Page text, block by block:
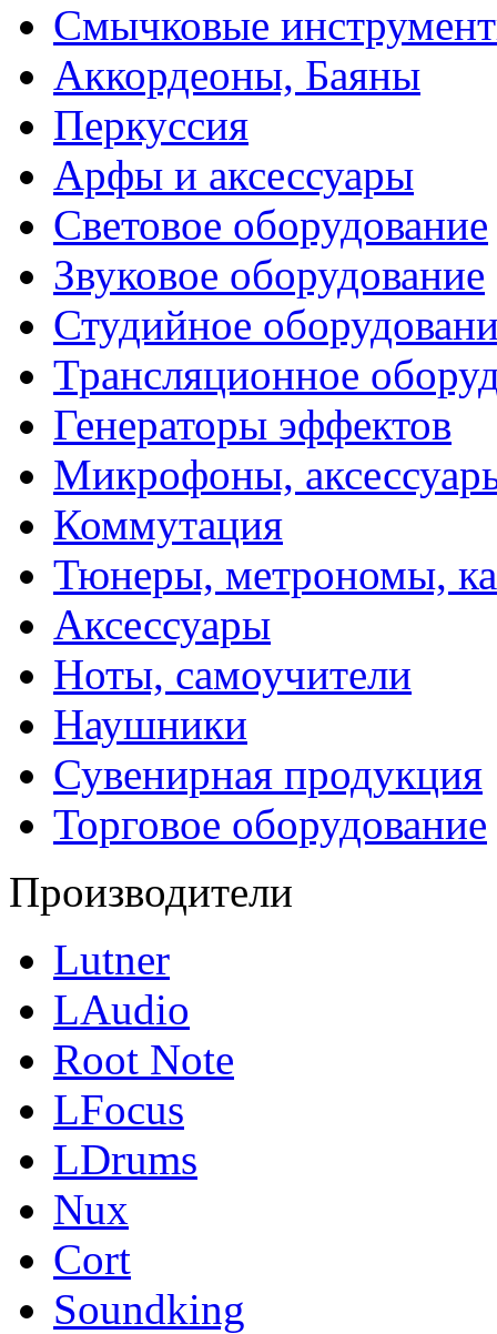
Смычковые
Аккордеоны, Баяны
Перкуссия
Арфы и аксессуары
Световое оборудование
Звуковое оборудование
Студийное
Трансляционное
Генераторы эффектов
Микрофоны,
Коммутация
Тюнеры, метрономы,
Аксессуары
Ноты, самоучители
Наушники
Сувенирная продукция
Торговое оборудование
Производители
Lutner
LAudio
Root Note
LFocus
LDrums
Nux
Cort
Soundking